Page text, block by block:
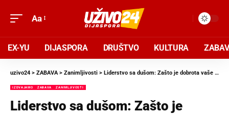
Aa
EX-YU DIJASPORA DRUŠTVO KULTURA
uzivo24 > ZABAVA> Zanimljivosti > Liderstvo sa dušom: Zašto je dobrota vaše najjače poslovno oružje
IZDVAJAMO ZABAVA ZANIMLJIVOSTI
Liderstvo sa dušom: Zašto je